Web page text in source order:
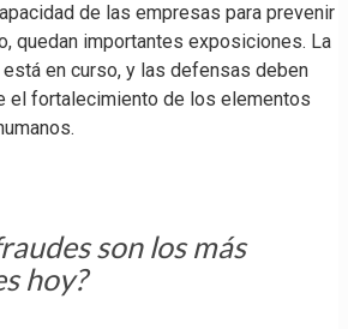
de las empresas para prevenir
quedan importantes exposiciones. La
está en curso, y las defensas deben
el fortalecimiento de los elementos
son los más
hoy?